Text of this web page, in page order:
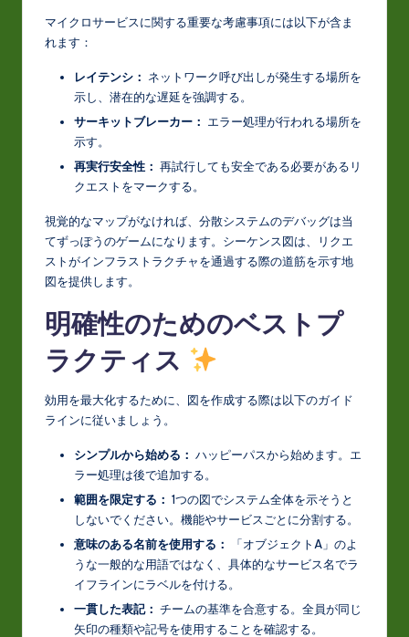
マイクロサービスに関する重要な考慮事項には以下が含ま
れます：
レイテンシ： ネットワーク呼び出しが発生する場所を
示し、潜在的な遅延を強調する。
サーキットブレーカー： エラー処理が行われる場所を
示す。
再実行安全性： 再試行しても安全である必要があるリ
クエストをマークする。
視覚的なマップがなければ、分散システムのデバッグは当
てずっぽうのゲームになります。シーケンス図は、リクエ
ストがインフラストラクチャを通過する際の道筋を示す地
図を提供します。
明確性のためのベストプ
ラクティス
効用を最大化するために、図を作成する際は以下のガイド
ラインに従いましょう。
シンプルから始める： ハッピーパスから始めます。エ
ラー処理は後で追加する。
範囲を限定する： 1つの図でシステム全体を示そうと
しないでください。機能やサービスごとに分割する。
意味のある名前を使用する：
「オブジェクトA」のよ
うな一般的な用語ではなく、具体的なサービス名でラ
イフラインにラベルを付ける。
一貫した表記： チームの基準を合意する。全員が同じ
矢印の種類や記号を使用することを確認する。